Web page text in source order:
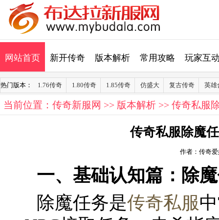
网站首页 新开传奇 版本解析 常用攻略 玩家互
热门版本： 1.76传奇 1.80传奇 1.85传奇 仿盛大 复古传奇 英雄
当前位置： 传奇新服网 >> 版本解析 >> 传奇私服
传奇私服除魔
作者：传奇
一、基础认知篇：除
除魔任务是传奇私服